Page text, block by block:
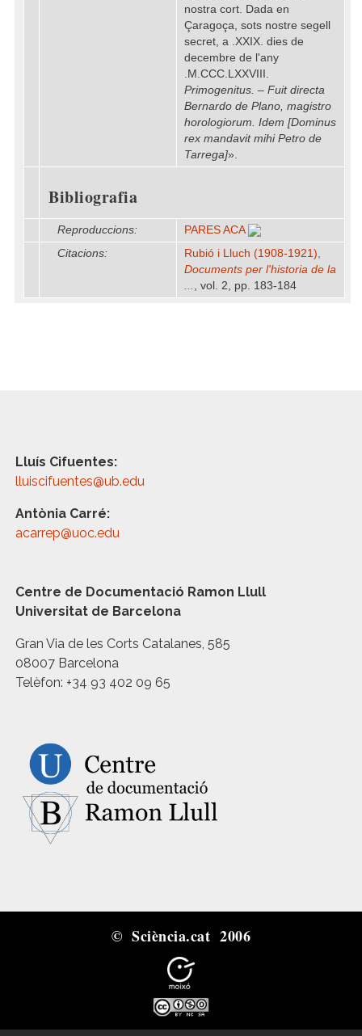
nostra cort. Dada en
Çaragoça, sots nostre segell
secret, a .XXIX. dies de
decembre de l'any
.M.CCC.LXXVIII.
Primogenitus. – Fuit directa
Bernardo de Plano, magistro
horologiorum. Idem [Dominus
rex mandavit mihi Petro de
Tarrega]».
Bibliografia
Reproduccions:
PARES ACA
Citacions:
Rubió i Lluch (1908-1921),
Documents per l'historia de la
... , vol. 2, pp. 183-184
Lluís Cifuentes:
lluiscifuentes@ub.edu
Antònia Carré:
acarrep@uoc.edu
Centre de Documentació Ramon Llull
Universitat de Barcelona
Gran Via de les Corts Catalanes, 585
08007 Barcelona
Telèfon: +34 93 402 09 65
© Sciència.cat 2006